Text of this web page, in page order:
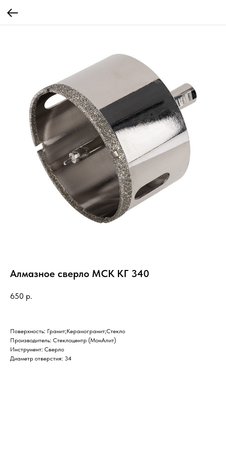
Алмазное сверло МСК КГ 340
650 р.
Поверхность: Гранит;Керамогранит;Стекло
Производитель: Стеклоцентр (МонАлит)
Инструмент: Сверло
Диаметр отверстия: 34